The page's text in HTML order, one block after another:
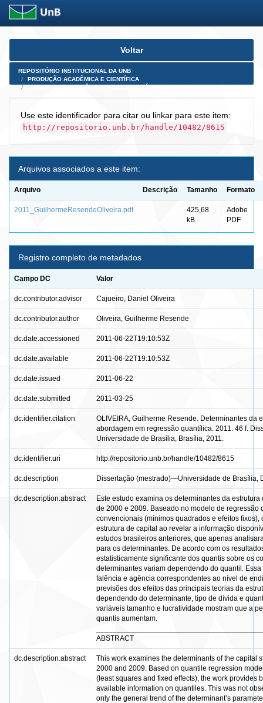
Skip
Voltar
REPOSITÓRIO INSTITUCIONAL DA UNB
PRODUÇÃO ACADÊMICA E CIENTÍFICA
Use este identificador para citar ou linkar para este item:
http://repositorio.unb.br/handle/10482/8615
Arquivos associados a este item:
Arquivo Descrição Tamanho Formato
2011_GuilhermeResendeOliveira.pdf
425,68
kB
Adobe
PDF
Registro completo de metadados
Campo DC Valor
dc.contributor.advisor Cajueiro, Daniel Oliveira
dc.contributor.author Oliveira, Guilherme Resende
dc.date.accessioned 2011-06-22T19:10:53Z
dc.date.available 2011-06-22T19:10:53Z
dc.date.issued 2011-06-22
dc.date.submitted 2011-03-25
dc.identifier.citation
OLIVEIRA, Guilherme Resende. Determinantes da
abordagem em regressão quantílica. 2011. 46 f.
Universidade de Brasília, Brasília, 2011.
dc.identifier.uri http://repositorio.unb.br/handle/10482/8615
dc.description Dissertação (mestrado)—Universidade de Brasília,
dc.description.abstract
Este estudo examina os determinantes da
de 2000 e 2009. Baseado no modelo de
convencionais (mínimos quadrados e efeitos
estrutura de capital ao revelar a informação
estudos brasileiros anteriores, que apenas
para os determinantes. De acordo com os
estatisticamente significante dos quantis sobre os
determinantes variam dependendo do quantil.
falência e agência correspondentes ao nível de
previsões dos efeitos das principais teorias da
dependendo do determinante, tipo de dívida e
variáveis tamanho e lucratividade mostram que a
quantis aumentam.
ABSTRACT
dc.description.abstract
This work examines the determinants of the capital
2000 and 2009. Based on quantile regression
(least squares and fixed effects), the work provides
available information on quantiles. This was not
only the general trend of the determinant’s